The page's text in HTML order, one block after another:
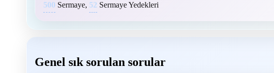
500 Sermaye, 52 Sermaye Yedekleri
Genel sık sorulan sorular